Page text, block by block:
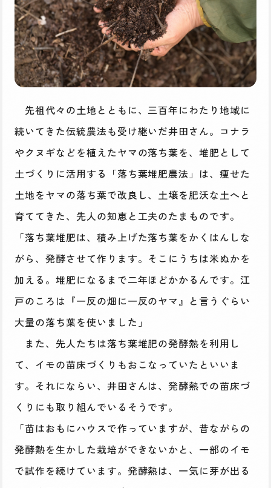
先祖代々の土地とともに、三百年にわたり地域に
続いてきた伝統農法も受け継いだ井田さん。コナラ
やクヌギなどを植えたヤマの落ち葉を、堆肥として
土づくりに活用する「落ち葉堆肥農法」は、痩せた
土地をヤマの落ち葉で改良し、土壌を肥沃な土へと
育ててきた、先人の知恵と工夫のたまものです。
「落ち葉堆肥は、積み上げた落ち葉をかくはんしな
がら、発酵させて作ります。そこにうちは米ぬかを
加える。堆肥になるまで二年ほどかかるんです。江
戸のころは『一反の畑に一反のヤマ』と言うぐらい
大量の落ち葉を使いました」
また、先人たちは落ち葉堆肥の発酵熱を利用し
て、イモの苗床づくりもおこなっていたといいま
す。それにならい、井田さんは、発酵熱での苗床づ
くりにも取り組んでいるそうです。
「苗はおもにハウスで作っていますが、昔ながらの
発酵熱を生かした栽培ができないかと、一部のイモ
で試作を続けています。発酵熱は、一気に芽が出る